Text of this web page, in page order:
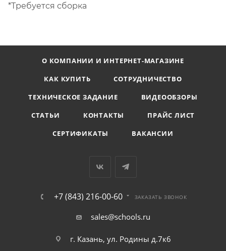
*Требуется сборка
О КОМПАНИИ И ИНТЕРНЕТ-МАГАЗИНЕ
КАК КУПИТЬ
СОТРУДНИЧЕСТВО
ТЕХНИЧЕСКОЕ ЗАДАНИЕ
ВИДЕООБЗОРЫ
СТАТЬИ
КОНТАКТЫ
ПРАЙС ЛИСТ
СЕРТИФИКАТЫ
ВАКАНСИИ
+7 (843) 216-00-60 ЗАКАЗАТЬ ЗВОНОК
sales@schools.ru
г. Казань, ул. Родины д.7к6